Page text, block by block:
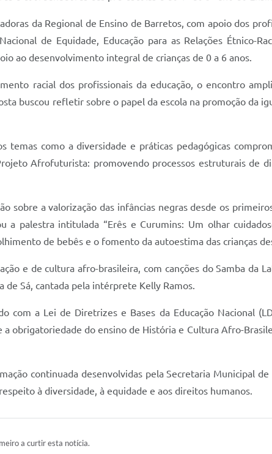
da Regional de Ensino de Barretos, com apoio dos
de Equidade, Educação para as Relações Étnico-
ao desenvolvimento integral de crianças de 0 a 6 anos.
racial dos profissionais da educação, o encontro
buscou refletir sobre o papel da escola na promoção da
temas como a diversidade e práticas pedagógicas
Afrofuturista: promovendo processos estruturais de
sobre a valorização das infâncias negras desde os
a palestra intitulada “Erês e Curumins: Um olhar
de bebês e o fomento da autoestima das crianças
e de cultura afro-brasileira, com canções do Samba da
de Sá, cantada pela intérprete Kelly Ramos.
com a Lei de Diretrizes e Bases da Educação Nacional
obrigatoriedade do ensino de História e Cultura Afro-
continuada desenvolvidas pela Secretaria Municipal
à diversidade, à equidade e aos direitos humanos.
a curtir esta notícia.